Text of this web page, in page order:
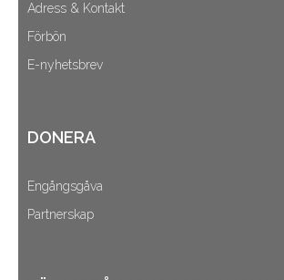
Adress & Kontakt
Förbön
E-nyhetsbrev
DONERA
Engångsgåva
Partnerskap